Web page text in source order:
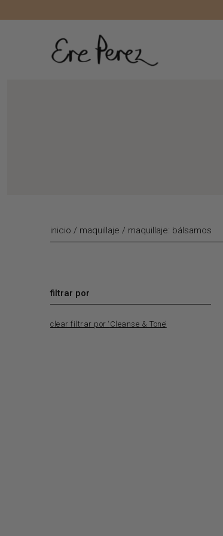
Liquid error (layout/theme line 172): Could not find
inicio / maquillaje / maquillaje: bálsamos
filtrar por
clear filtrar por ‘Cleanse & Tone’